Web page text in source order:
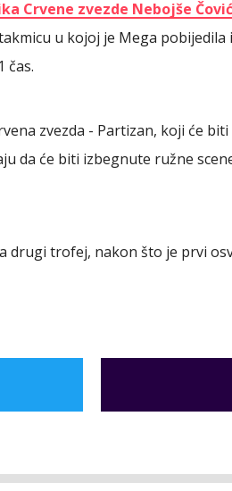
Crvene zvezde Nebojše
u kojoj je Mega pobijedila i
čas.
zvezda - Partizan, koji će biti
da će biti izbegnute ružne
drugi trofej, nakon što je prvi